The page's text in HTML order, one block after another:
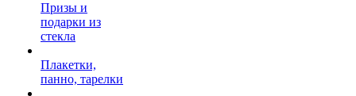
Призы и
подарки из
стекла
Плакетки,
панно, тарелки